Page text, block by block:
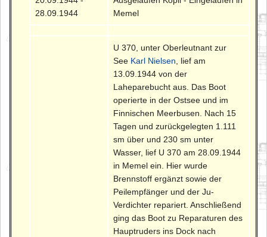
28.09.1944
Memel
U 370, unter Oberleutnant zur
See Karl Nielsen , lief am
13.09.1944 von der
Laheparebucht aus. Das Boot
operierte in der Ostsee und im
Finnischen Meerbusen. Nach 15
Tagen und zurückgelegten 1.111
sm über und 230 sm unter
Wasser, lief U 370 am 28.09.1944
in Memel ein. Hier wurde
Brennstoff ergänzt sowie der
Peilempfänger und der Ju-
Verdichter repariert. Anschließend
ging das Boot zu Reparaturen des
Hauptruders ins Dock nach